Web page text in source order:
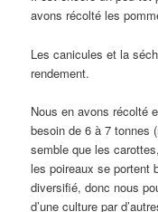
avons récolté les
Les canicules et la
rendement.
Nous en avons récolté
besoin de 6 à 7 tonnes
semble que les
les poireaux se portent
diversifié, donc nous
d’une culture par